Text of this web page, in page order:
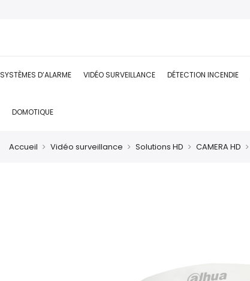
SYSTÈMES D’ALARME VIDÉO SURVEILLANCE DÉTECTION INCENDIE
DOMOTIQUE
Accueil Vidéo surveillance Solutions HD CAMERA HD